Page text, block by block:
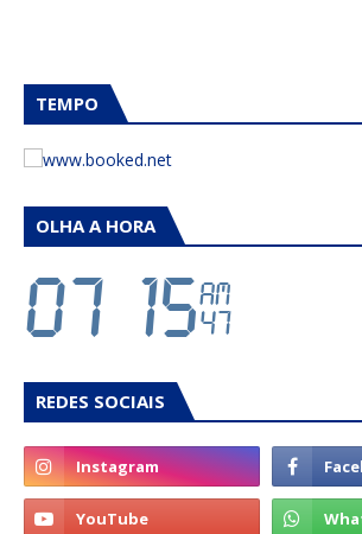
TEMPO
OLHA A HORA
REDES SOCIAIS